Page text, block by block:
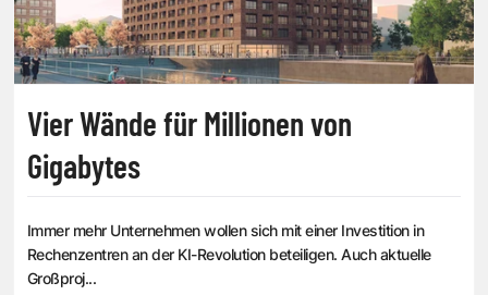
Vier Wände für Millionen von
Gigabytes
Immer mehr Unternehmen wollen sich mit einer Investition in
Rechenzentren an der KI-Revolution beteiligen. Auch aktuelle
Großproj...